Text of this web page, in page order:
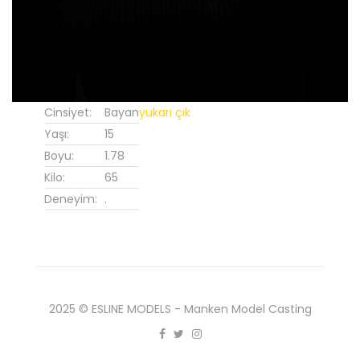
Cinsiyet:
Bayan
Yaşı:
15
Boyu:
1.78
Kilo:
65
Deneyim: .
yukarı çık
2025 © ESLINE MODELS - Manken Model Casting